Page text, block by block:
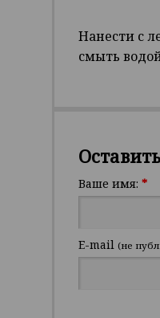
Нанести с
смыть
Ваше имя: *
E-mail (не